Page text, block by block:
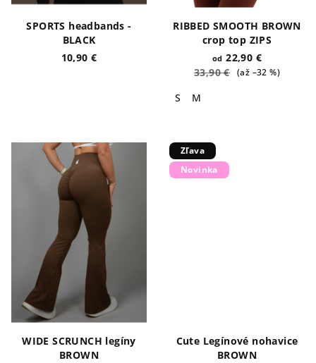
SPORTS headbands -
BLACK
10,90 €
RIBBED SMOOTH BROWN
crop top ZIPS
od 22,90 €
33,90 € (až –32 %)
S M
WIDE SCRUNCH legíny
BROWN
Zľava
Novinka
Cute Legínové nohavice
BROWN